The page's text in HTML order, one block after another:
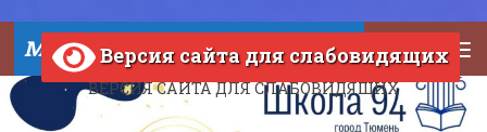
Skip to content
МАОУ СОШ №94 города Тюмени
ВЕРСИЯ САЙТА ДЛЯ СЛАБОВИДЯЩИХ
Версия сайта для слабовидящих